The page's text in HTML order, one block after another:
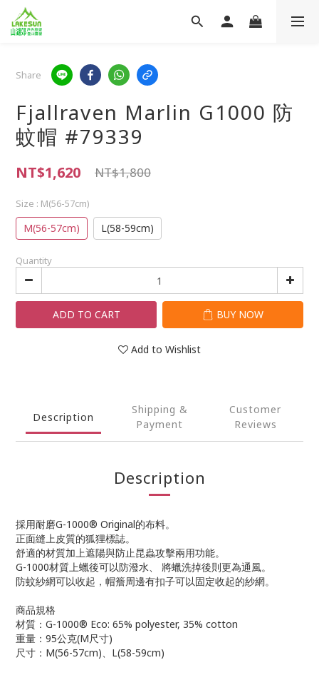
Share
Fjallraven Marlin G1000 防
蚊帽 #79339
NT$1,620 NT$1,800
Size : M(56-57cm)
M(56-57cm) L(58-59cm)
Quantity
ADD TO CART BUY NOW
Add to Wishlist
Description
Shipping &
Payment
Customer
Reviews
Description
採用耐磨G-1000® Original的布料。
正面縫上皮質的狐狸標誌。
舒適的材質加上遮陽與防止昆蟲攻擊兩用功能。
G-1000材質上蠟後可以防潑水、 將蠟洗掉後則更為通風。
防蚊紗網可以收起，帽簷周邊有扣子可以固定收起的紗網。
商品規格
材質：G-1000® Eco: 65% polyester, 35% cotton
重量：95公克(M尺寸)
尺寸：M(56-57cm)、L(58-59cm)